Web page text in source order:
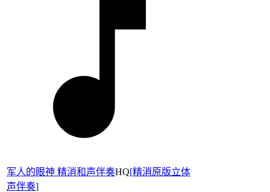
军人的眼神 精消和声伴奏HQ[精消原版立体
声伴奏]